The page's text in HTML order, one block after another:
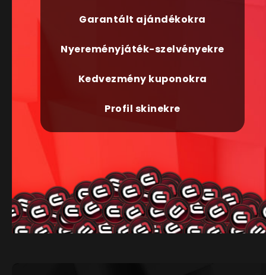
Garantált ajándékokra
Nyereményjáték-szelvényekre
Kedvezmény kuponokra
Profil skinekre